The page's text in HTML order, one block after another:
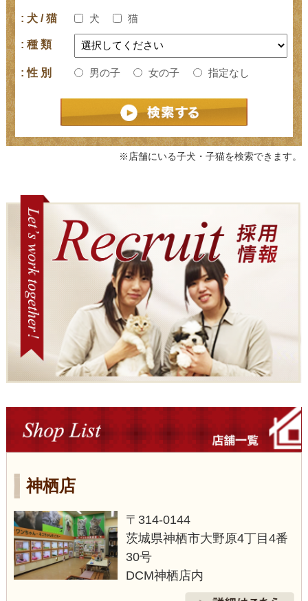
: 犬 / 猫 犬 猫
: 種 類
: 性 別 男の子 女の子 指定なし
※店舗にいる子犬・子猫を検索できます。
神栖店
〒314-0144
茨城県神栖市大野原4丁目4番
30号
DCM神栖店内